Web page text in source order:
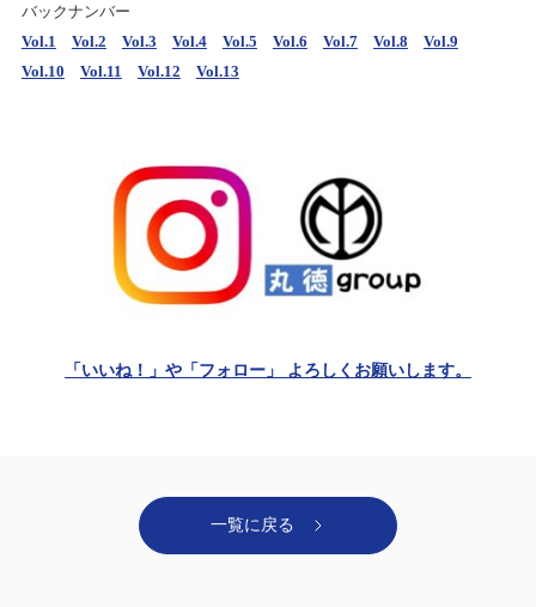
バックナンバー
Vol.1
Vol.2 Vol.3 Vol.4 Vol.5 Vol.6 Vol.7 Vol.8
Vol.9
Vol.10
Vol.11 Vol.12 Vol.13
「いいね！」や「フォロー」 よろしくお願いします。
一覧に戻る